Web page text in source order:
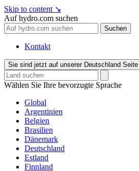
Skip to content ↘
Auf hydro.com suchen
Suchen
Kontakt
Sie sind jetzt auf unserer Deutschland Seite
Wählen Sie Ihre bevorzugte Sprache
Global
Argentinien
Belgien
Brasilien
Dänemark
Deutschland
Estland
Finnland